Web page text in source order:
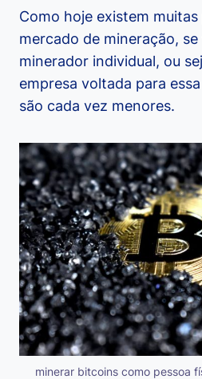
Como hoje existem muitas
mercado de mineração,
minerador individual, ou
empresa voltada para
são cada vez menores.
minerar bitcoins como pessoa